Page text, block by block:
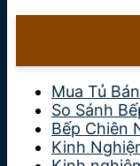
Mua Tủ
So Sánh
Bếp Chiên
Kinh